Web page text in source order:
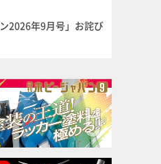
2026年9月号」お詫び